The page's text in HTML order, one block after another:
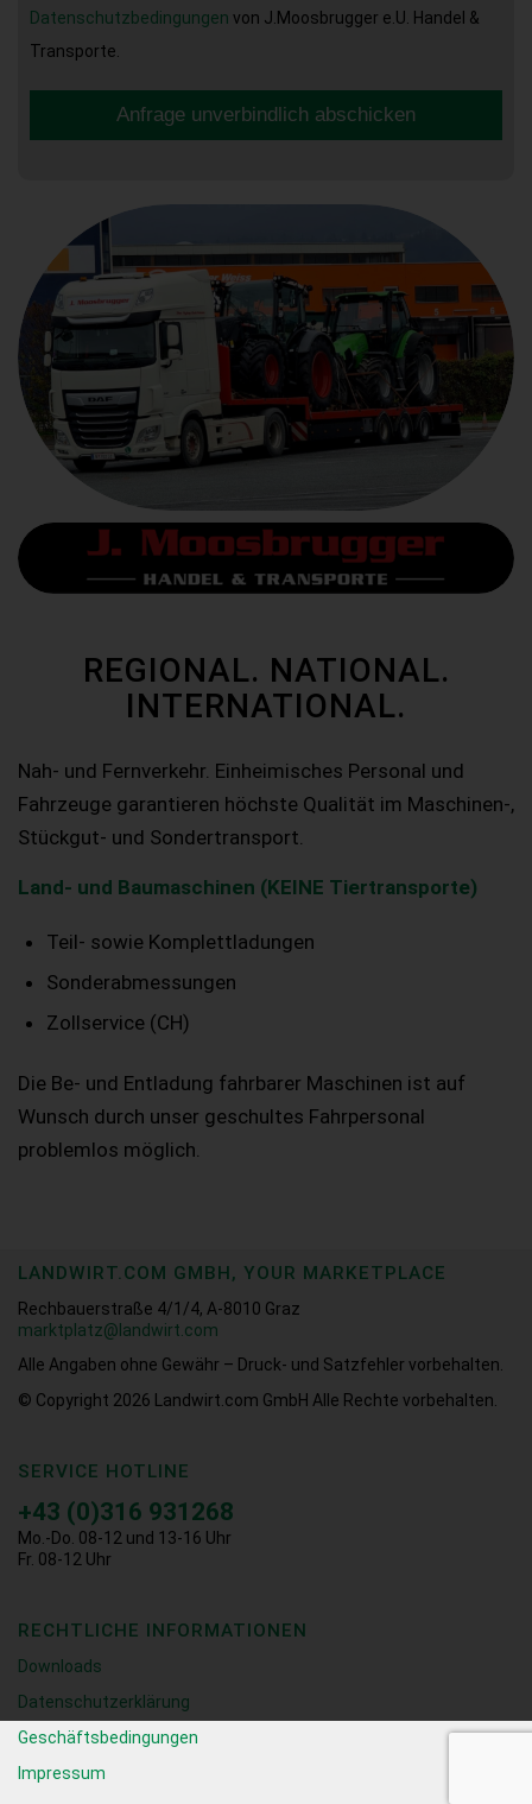
Datenschutzbedingungen von J.Moosbrugger e.U. Handel &
Transporte.
Anfrage unverbindlich abschicken
REGIONAL. NATIONAL.
INTERNATIONAL.
Nah- und Fernverkehr. Einheimisches Personal und
Fahrzeuge garantieren höchste Qualität im Maschinen-,
Stückgut- und Sondertransport.
Land- und Baumaschinen (KEINE Tiertransporte)
Teil- sowie Komplettladungen
Sonderabmessungen
Zollservice (CH)
Die Be- und Entladung fahrbarer Maschinen ist auf
Wunsch durch unser geschultes Fahrpersonal
problemlos möglich.
LANDWIRT.COM GMBH, YOUR MARKETPLACE
Rechbauerstraße 4/1/4, A-8010 Graz
marktplatz@landwirt.com
Alle Angaben ohne Gewähr – Druck- und Satzfehler vorbehalten.
© Copyright 2026 Landwirt.com GmbH Alle Rechte vorbehalten.
SERVICE HOTLINE
+43 (0)316 931268
Mo.-Do. 08-12 und 13-16 Uhr
Fr. 08-12 Uhr
RECHTLICHE INFORMATIONEN
Downloads
Datenschutzerklärung
Geschäftsbedingungen
Impressum